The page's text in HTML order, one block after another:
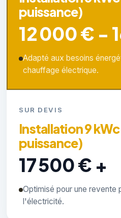
puissance)
12 000 € -
Adapté aux besoins
chauffage électrique.
SUR DEVIS
Installation 9
puissance)
17 500 € +
Optimisé pour une revente
l'électricité.